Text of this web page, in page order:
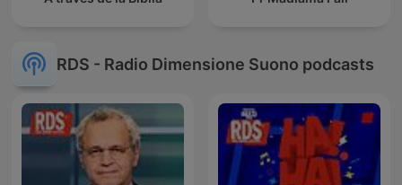
RDS - Radio Dimensione Suono podcasts